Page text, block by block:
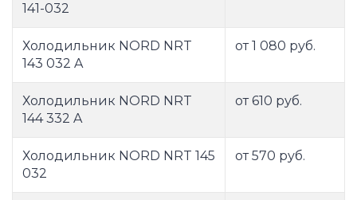
141-032
Холодильник NORD NRT
143 032 A
от 1 080 руб.
Холодильник NORD NRT
144 332 A
от 610 руб.
Холодильник NORD NRT 145
032
от 570 руб.